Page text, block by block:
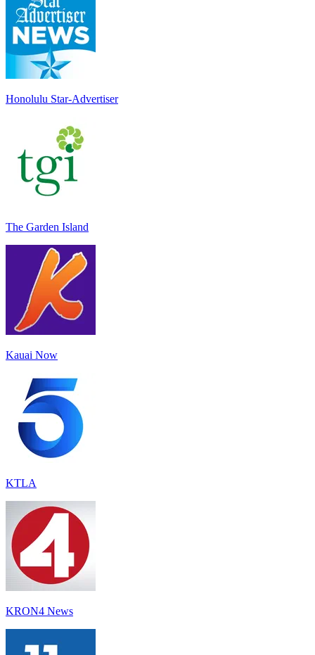
Honolulu Star-Advertiser
The Garden Island
Kauai Now
KTLA
KRON4 News